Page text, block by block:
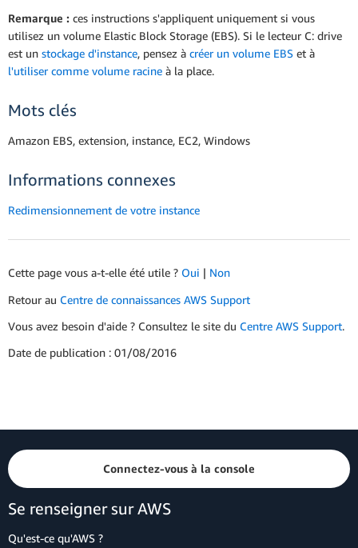
Remarque : ces instructions s'appliquent uniquement si vous
utilisez un volume Elastic Block Storage (EBS). Si le lecteur C: drive
est un stockage d'instance, pensez à créer un volume EBS et à
l'utiliser comme volume racine à la place.
Mots clés
Amazon EBS, extension, instance, EC2, Windows
Informations connexes
Redimensionnement de votre instance
Cette page vous a-t-elle été utile ? Oui | Non
Retour au Centre de connaissances AWS Support
Vous avez besoin d'aide ? Consultez le site du Centre AWS Support.
Date de publication : 01/08/2016
Connectez-vous à la console
Se renseigner sur AWS
Qu'est-ce qu'AWS ?